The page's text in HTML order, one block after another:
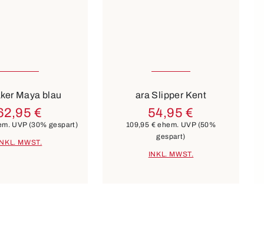
schwarz
beige
Maya blau
€
UVP (30% gespart)
MWST.
ara Slipper Kent
54,95 €
109,95 € ehem. UVP (50%
gespart)
INKL. MWST.